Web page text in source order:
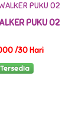
PUKU 02
/30 Hari
Tersedia